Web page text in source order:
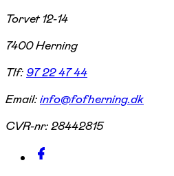
Torvet 12-14
7400 Herning
Tlf:97 22 47 44
Email:info@fofherning.dk
CVR-nr:28442815